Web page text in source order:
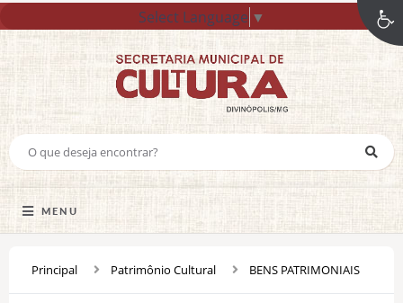
Select Language ▼
MENU
Principal Patrimônio Cultural BENS PATRIMONIAIS